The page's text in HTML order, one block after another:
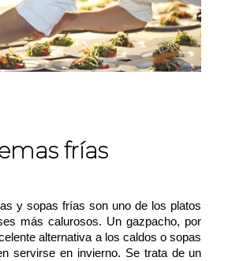
frías
y sopas frías son uno de los platos
más calurosos. Un gazpacho, por
alternativa a los caldos o sopas
servirse en invierno. Se trata de un